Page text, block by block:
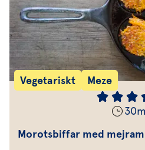
Vegetariskt Meze
30
Morotsbiffar med mejram